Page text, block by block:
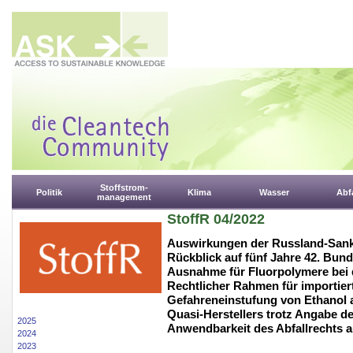
Politik
Stoffstrom-
management
Klima Wasser
2025
2024
2023
StoffR 04/2022
Auswirkungen der Russland-
Rückblick auf fünf Jahre 42.
Ausnahme für Fluorpolymere bei
Rechtlicher Rahmen für
Gefahreneinstufung von
Quasi-Herstellers trotz Angabe
Anwendbarkeit des Abfallrechts